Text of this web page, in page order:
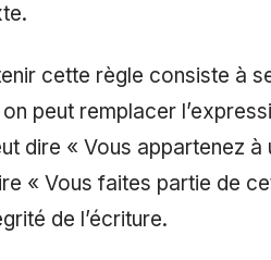
cette règle consiste à
peut remplacer
dire « Vous appartenez à
« Vous faites partie de
de l’écriture.